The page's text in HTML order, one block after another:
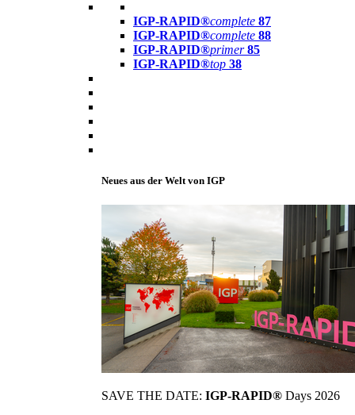
IGP-RAPID®complete 87
IGP-RAPID®complete 88
IGP-RAPID®primer 85
IGP-RAPID®top 38
Neues aus der Welt von IGP
SAVE THE DATE: IGP-RAPID® Days 2026